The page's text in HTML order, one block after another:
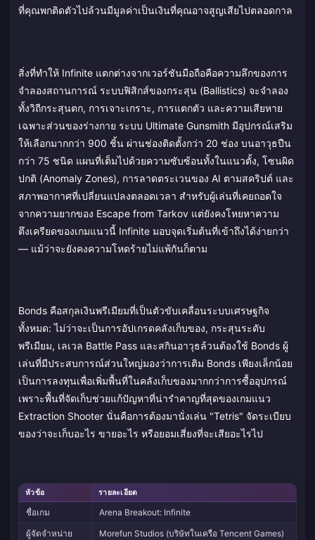
ที่คุณพกติดตัวไปล้วนมีมูลค่าเป็นเงินที่คุณอาจสูญเสียไปตลอดกาล
สิ่งที่ทำให้ Infinite แตกต่างจากเวอร์ชันมือถือคือความลึกของการ
จำลองสถานการณ์ ระบบฟิสิกส์ของกระสุน (Ballistics) จะจำลอง
ทั้งวิถีกระสุนตก, การเจาะเกราะ, การแตกตัว และความเสียหาย
เฉพาะส่วนของร่างกาย ระบบ Ultimate Gunsmith มีอุปกรณ์เสริม
ให้เลือกมากกว่า 900 ชิ้น ผ่านช่องติดตั้งกว่า 20 ช่อง บนอาวุธปืน
กว่า 75 ชนิด แผนที่เต็มไปด้วยความซับซ้อนทั้งในแนวตั้ง, โซนผิด
ปกติ (Anomaly Zones), การลาดตระเวนของ AI ตามสคริปต์ และ
สภาพอากาศที่เปลี่ยนแปลงตลอดเวลา สำหรับผู้เล่นที่เคยถอดใจ
จากความยากของ Escape from Tarkov แต่ยังคงโหยหาความ
ตึงเครียดของเกมแนวนี้ Infinite มอบจุดเริ่มต้นที่เข้าถึงได้ง่ายกว่า
— แม้ว่าจะยังคงความโหดร้ายไม่แพ้กันก็ตาม
Bonds คือสกุลเงินพรีเมียมที่เป็นตัวขับเคลื่อนระบบเศรษฐกิจ
ทั้งหมด: ไม่ว่าจะเป็นการอัปเกรดคลังเก็บของ, กระสุนระดับ
พรีเมียม, เลเวล Battle Pass และสกินอาวุธล้วนต้องใช้ Bonds ผู้
เล่นที่มีประสบการณ์ส่วนใหญ่มองว่าการเติม Bonds เพียงเล็กน้อย
เป็นการลงทุนเพื่อเพิ่มพื้นที่ในคลังเก็บของมากกว่าการซื้ออุปกรณ์
เพราะพื้นที่จัดเก็บช่วยแก้ปัญหาที่น่ารำคาญที่สุดของเกมแนว
Extraction Shooter นั่นคือการต้องมานั่งเล่น "Tetris" จัดระเบียบ
ของว่าจะเก็บอะไร ขายอะไร หรือยอมเสี่ยงที่จะเสียอะไรไป
หัวข้อ รายละเอียด
ชื่อเกม
Arena Breakout: Infinite
ผู้จัดจำหน่าย
Morefun Studios (บริษัทในเครือ Tencent Games)